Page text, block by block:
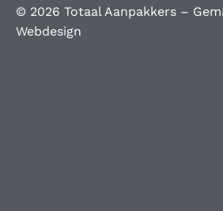
© 2026 Totaal Aanpakkers –
Webdesign